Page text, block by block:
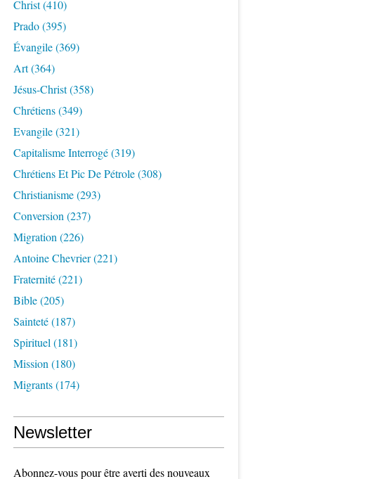
Christ(410)
Prado(395)
Évangile(369)
Art(364)
Jésus-Christ(358)
Chrétiens(349)
Evangile(321)
Capitalisme Interrogé(319)
Chrétiens Et Pic De Pétrole(308)
Christianisme(293)
Conversion (237)
Migration (226)
Antoine Chevrier(221)
Fraternité(221)
Bible(205)
Sainteté(187)
Spirituel (181)
Mission (180)
Migrants(174)
Newsletter
Abonnez-vous pour être averti des nouveaux